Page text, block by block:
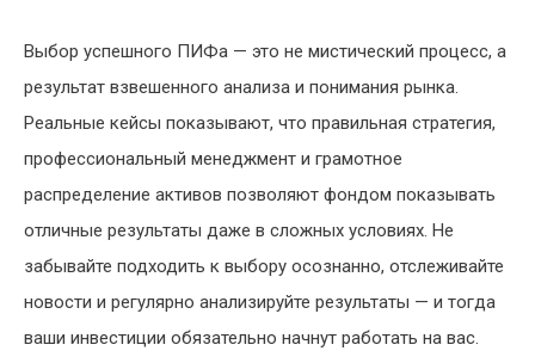
Выбор успешного ПИФа — это не мистический процесс, а
результат взвешенного анализа и понимания рынка.
Реальные кейсы показывают, что правильная стратегия,
профессиональный менеджмент и грамотное
распределение активов позволяют фондом показывать
отличные результаты даже в сложных условиях. Не
забывайте подходить к выбору осознанно, отслеживайте
новости и регулярно анализируйте результаты — и тогда
ваши инвестиции обязательно начнут работать на вас.